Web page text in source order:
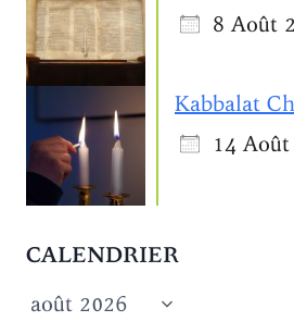
8 Août
Kabbalat
14
CALENDRIER